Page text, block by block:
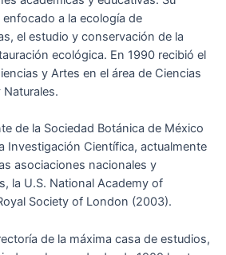
a la ecología de
el estudio y conservación de la
ecológica. En 1990 recibió el
y Artes en el área de Ciencias
de la Sociedad Botánica de México
Investigación Científica, actualmente
asociaciones nacionales y
la U.S. National Academy of
Society of London (2003).
de la máxima casa de estudios,